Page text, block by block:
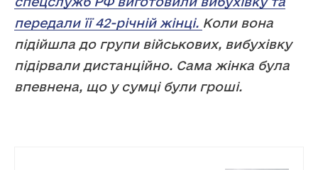
передали її 42-річній жінці. Коли вона
підійшла до групи військових, вибухівку
підірвали дистанційно. Сама жінка була
впевнена, що у сумці були гроші.